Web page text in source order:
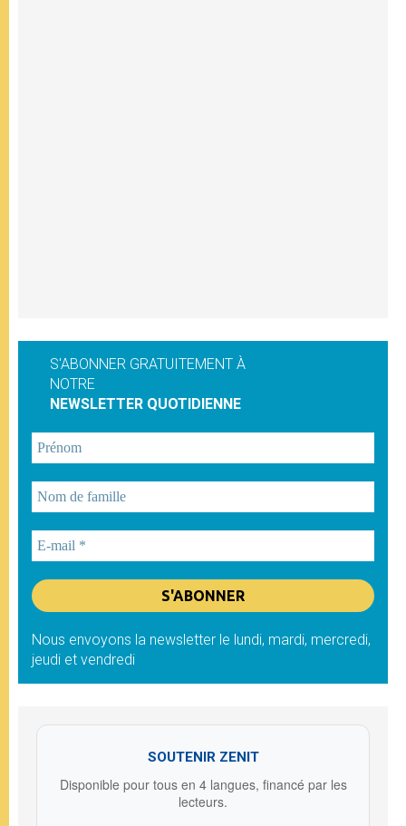
S'ABONNER GRATUITEMENT À
NOTRE
NEWSLETTER QUOTIDIENNE
Nous envoyons la newsletter le lundi, mardi, mercredi,
jeudi et vendredi
SOUTENIR ZENIT
Disponible pour tous en 4 langues, financé par les
lecteurs.